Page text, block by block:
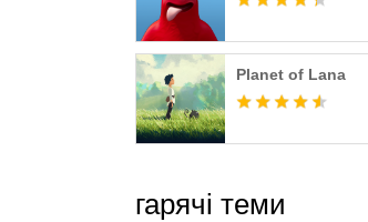
Planet of Lana
гарячі теми